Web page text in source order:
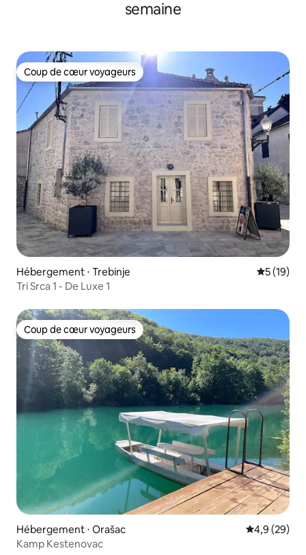
semaine
Coup de cœur voyageurs
Coup de cœur voyageurs
Hébergement ⋅ Trebinje
5 (19)
Tri Srca 1 - De Luxe 1
Coup de cœur voyageurs
Coup de cœur voyageurs
Hébergement ⋅ Orašac Évaluation
4,9 (29)
Kamp Kestenovac